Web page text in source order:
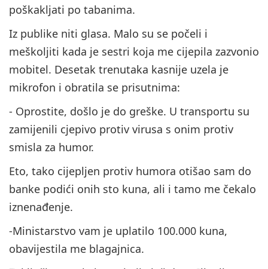
poškakljati po tabanima.
Iz publike niti glasa. Malo su se počeli i
meškoljiti kada je sestri koja me cijepila zazvonio
mobitel. Desetak trenutaka kasnije uzela je
mikrofon i obratila se prisutnima:
- Oprostite, došlo je do greške. U transportu su
zamijenili cjepivo protiv virusa s onim protiv
smisla za humor.
Eto, tako cijepljen protiv humora otišao sam do
banke podići onih sto kuna, ali i tamo me čekalo
iznenađenje.
-Ministarstvo vam je uplatilo 100.000 kuna,
obavijestila me blagajnica.